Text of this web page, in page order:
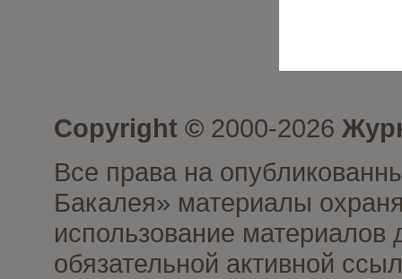
Copyright © 2000-2026
Все права на
Бакалея» материалы
использование материалов
обязательной активной